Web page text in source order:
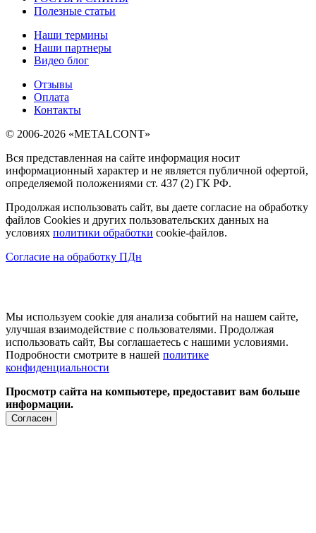
Полезные статьи
Наши термины
Наши партнеры
Видео блог
Отзывы
Оплата
Контакты
© 2006-2026 «METALCONT»
Вся представленная на сайте информация носит
информационный характер и не является публичной офертой,
определяемой положениями ст. 437 (2) ГК РФ.
Продолжая использовать сайт, вы даете согласие на обработку
файлов Cookies и других пользовательских данных на
условиях политики обработки cookie-файлов.
Согласие на обработку ПДн
Мы используем cookie для анализа событий на нашем сайте,
улучшая взаимодействие с пользователями. Продолжая
использовать сайт, Вы соглашаетесь с нашими условиями.
Подробности смотрите в нашей политике
конфиденциальности
Просмотр сайта на компьютере, предоставит вам больше
информации.
Согласен